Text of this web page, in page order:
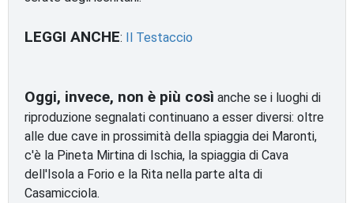
LEGGI ANCHE: Il Testaccio
Oggi, invece, non è più così anche se i luoghi di
riproduzione segnalati continuano a esser diversi: oltre
alle due cave in prossimità della spiaggia dei Maronti,
c'è la Pineta Mirtina di Ischia, la spiaggia di Cava
dell'Isola a Forio e la Rita nella parte alta di
Casamicciola.